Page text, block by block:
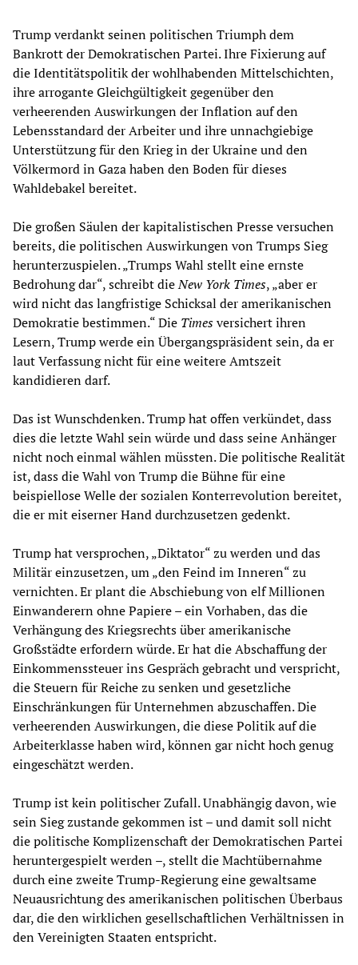
Trump verdankt seinen politischen Triumph dem
Bankrott der Demokratischen Partei. Ihre Fixierung auf
die Identitätspolitik der wohlhabenden Mittelschichten,
ihre arrogante Gleichgültigkeit gegenüber den
verheerenden Auswirkungen der Inflation auf den
Lebensstandard der Arbeiter und ihre unnachgiebige
Unterstützung für den Krieg in der Ukraine und den
Völkermord in Gaza haben den Boden für dieses
Wahldebakel bereitet.
Die großen Säulen der kapitalistischen Presse versuchen
bereits, die politischen Auswirkungen von Trumps Sieg
herunterzuspielen. „Trumps Wahl stellt eine ernste
Bedrohung dar“, schreibt dieNew York Times, „aber er
wird nicht das langfristige Schicksal der amerikanischen
Demokratie bestimmen.“ Die Timesversichert ihren
Lesern, Trump werde ein Übergangspräsident sein, da er
laut Verfassung nicht für eine weitere Amtszeit
kandidieren darf.
Das ist Wunschdenken. Trump hat offen verkündet, dass
dies die letzte Wahl sein würde und dass seine Anhänger
nicht noch einmal wählen müssten. Die politische Realität
ist, dass die Wahl von Trump die Bühne für eine
beispiellose Welle der sozialen Konterrevolution bereitet,
die er mit eiserner Hand durchzusetzen gedenkt.
Trump hat versprochen, „Diktator“ zu werden und das
Militär einzusetzen, um „den Feind im Inneren“ zu
vernichten. Er plant die Abschiebung von elf Millionen
Einwanderern ohne Papiere – ein Vorhaben, das die
Verhängung des Kriegsrechts über amerikanische
Großstädte erfordern würde. Er hat die Abschaffung der
Einkommenssteuer ins Gespräch gebracht und verspricht,
die Steuern für Reiche zu senken und gesetzliche
Einschränkungen für Unternehmen abzuschaffen. Die
verheerenden Auswirkungen, die diese Politik auf die
Arbeiterklasse haben wird, können gar nicht hoch genug
eingeschätzt werden.
Trump ist kein politischer Zufall. Unabhängig davon, wie
sein Sieg zustande gekommen ist – und damit soll nicht
die politische Komplizenschaft der Demokratischen Partei
heruntergespielt werden –, stellt die Machtübernahme
durch eine zweite Trump-Regierung eine gewaltsame
Neuausrichtung des amerikanischen politischen Überbaus
dar, die den wirklichen gesellschaftlichen Verhältnissen in
den Vereinigten Staaten entspricht.